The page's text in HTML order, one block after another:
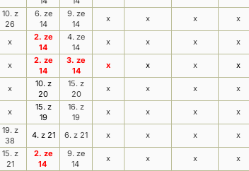
10. z
26
6. ze
14
9. ze
14
x x x x
x
2. ze
14
4. ze
14
x x x x
x
2. ze
14
3. ze
14
x x x x
x
10. z
20
15. z
20
x x x x
x
15. z
19
16. z
19
x x x x
19. z
38
4. z 21 6. z 21 x x x x
15. z
21
2. ze
14
9. ze
14
x x x x